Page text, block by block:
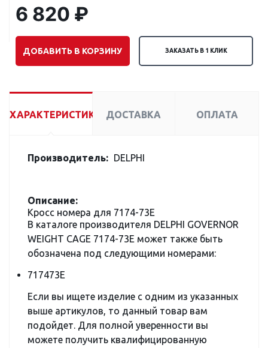
6 820 ₽
ДОБАВИТЬ В КОРЗИНУ ЗАКАЗАТЬ В 1 КЛИК
ХАРАКТЕРИСТИКИ ДОСТАВКА ОПЛАТА
Производитель: DELPHI
Описание:
Кросс номера для 7174-73E
В каталоге производителя DELPHI GOVERNOR
WEIGHT CAGE 7174-73E может также быть
обозначена под следующими номерами:
717473E
Если вы ищете изделие с одним из указанных
выше артикулов, то данный товар вам
подойдет. Для полной уверенности вы
можете получить квалифицированную